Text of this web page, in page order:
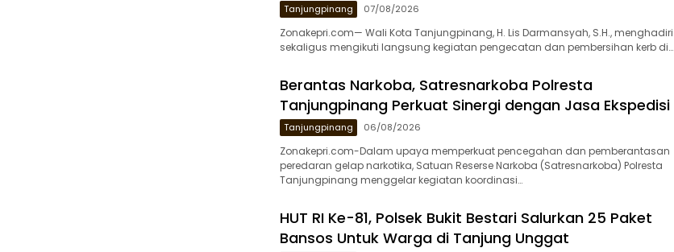
Tanjungpinang 07/08/2026
Zonakepri.com— Wali Kota Tanjungpinang, H. Lis Darmansyah, S.H., menghadiri
sekaligus mengikuti langsung kegiatan pengecatan dan pembersihan kerb di…
Berantas Narkoba, Satresnarkoba Polresta
Tanjungpinang Perkuat Sinergi dengan Jasa Ekspedisi
Tanjungpinang 06/08/2026
Zonakepri.com-Dalam upaya memperkuat pencegahan dan pemberantasan
peredaran gelap narkotika, Satuan Reserse Narkoba (Satresnarkoba) Polresta
Tanjungpinang menggelar kegiatan koordinasi…
HUT RI Ke-81, Polsek Bukit Bestari Salurkan 25 Paket
Bansos Untuk Warga di Tanjung Unggat